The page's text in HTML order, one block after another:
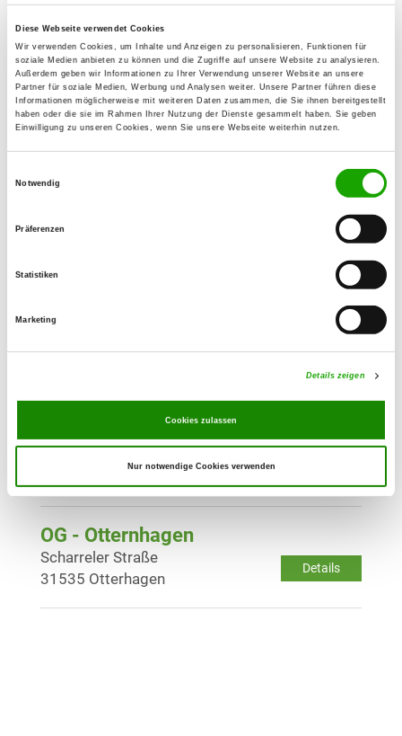
Diese Webseite verwendet Cookies
Wir verwenden Cookies, um Inhalte und Anzeigen zu personalisieren, Funktionen für
soziale Medien anbieten zu können und die Zugriffe auf unsere Website zu analysieren.
Außerdem geben wir Informationen zu Ihrer Verwendung unserer Website an unsere
Partner für soziale Medien, Werbung und Analysen weiter. Unsere Partner führen diese
Informationen möglicherweise mit weiteren Daten zusammen, die Sie ihnen bereitgestellt
haben oder die sie im Rahmen Ihrer Nutzung der Dienste gesammelt haben. Sie geben
Einwilligung zu unseren Cookies, wenn Sie unsere Webseite weiterhin nutzen.
Notwendig
Präferenzen
Statistiken
Marketing
Details zeigen
Cookies zulassen
Nur notwendige Cookies verwenden
OG - Schwarmstedt
Details
Am Mühlenweg
29690 Schwarmstedt
OG - Uchte
Am Waldmoordamm
OG - Wunstorf/Hann.
Details
31515 Wunstorf
OG - Dörverden-Hoya
Hespenkamp
OG - Sulinger Land e.V.
OG - Otternhagen
Details
Scharreler Straße
31535 Otterhagen